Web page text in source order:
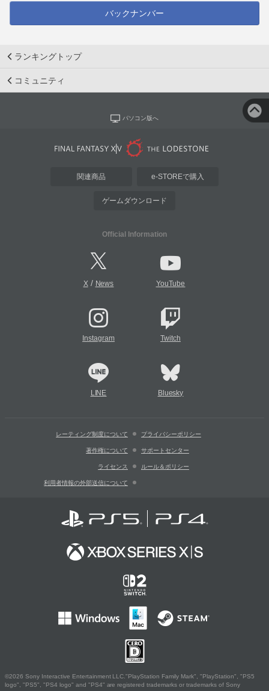
バックナンバー
ランキングトップ
コミュニティ
パソコン版へ
関連商品 e-STOREで購入
ゲームダウンロード
Official Information
X/ News YouTube
Instagram Twitch
LINE Bluesky
レーティング制度について プライバシーポリシー
著作権について サポートセンター
ライセンス ルール＆ポリシー
利用者情報の外部送信について
©2026 Sony Interactive Entertainment LLC."PlayStation Family Mark", "PlayStation", "PS5
logo", "PS5", "PS4 logo" and "PS4" are registered trademarks or trademarks of Sony